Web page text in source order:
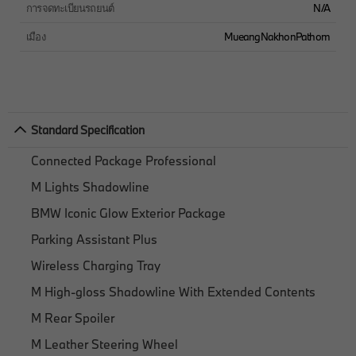
การจดทะเบียนรถยนต์
N/A
เมือง
MueangNakhonPathom
Standard Specification
Connected Package Professional
M Lights Shadowline
BMW Iconic Glow Exterior Package
Parking Assistant Plus
Wireless Charging Tray
M High-gloss Shadowline With Extended Contents
M Rear Spoiler
M Leather Steering Wheel